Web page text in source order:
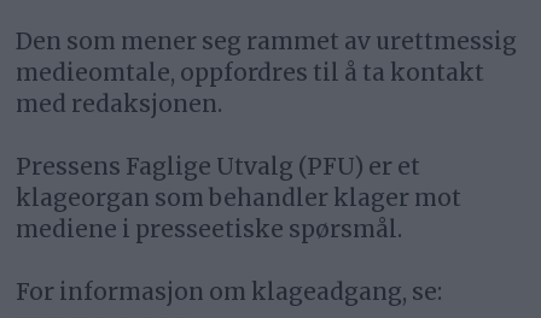
Den som mener seg rammet av urettmessig
medieomtale, oppfordres til å ta kontakt
med redaksjonen.
Pressens Faglige Utvalg (PFU) er et
klageorgan som behandler klager mot
mediene i presseetiske spørsmål.
For informasjon om klageadgang, se: